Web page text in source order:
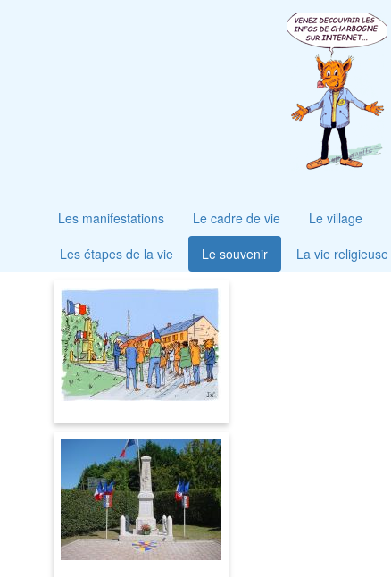
Les manifestations
Le cadre de vie Le village
Les étapes de la vie
Le souvenir La vie religieuse